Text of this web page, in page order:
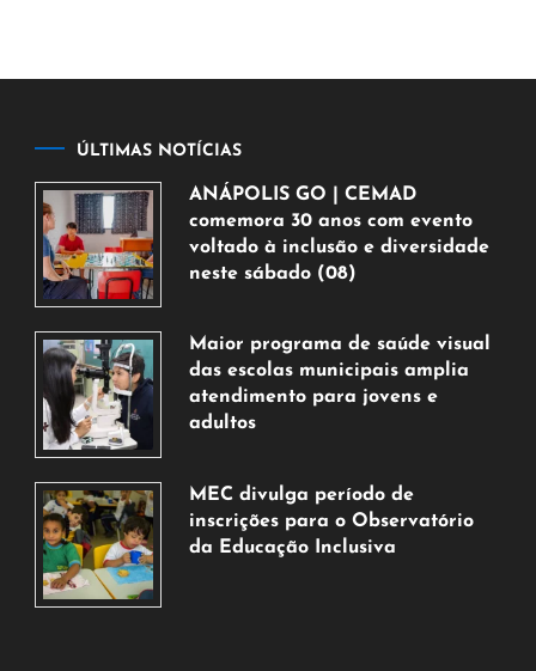
ÚLTIMAS NOTÍCIAS
ANÁPOLIS GO | CEMAD
comemora 30 anos com evento
voltado à inclusão e diversidade
neste sábado (08)
de
agosto
de
2026
Maior programa de saúde visual
das escolas municipais amplia
atendimento para jovens e
adultos
de
agosto
de
MEC divulga período de
inscrições para o Observatório
da Educação Inclusiva